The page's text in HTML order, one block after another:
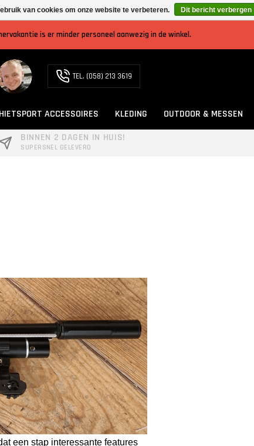
is er minder personeel aanwezig in de winkel.
TEL. (058) 213 3619
ACCESSOIRES KLEDING OUTDOOR & MESSEN
BINNEN 2 DAGEN IN HUIS!
SUPERSNEL GELEVERD
een stap interessante features
van cookies om onze website te verbeteren. Dit bericht verbergen